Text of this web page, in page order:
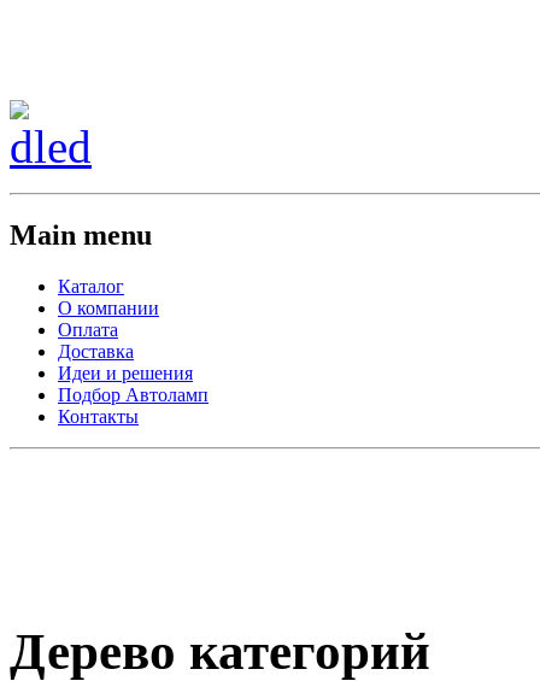
Main menu
Каталог
О компании
Оплата
Доставка
Идеи и решения
Подбор Автоламп
Контакты
Дерево категорий